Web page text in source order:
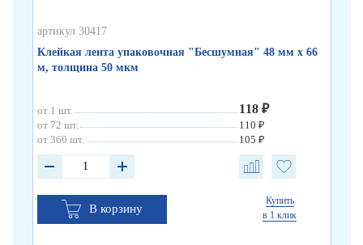
артикул 30417
Клейкая лента упаковочная "Бесшумная" 48 мм х 66
м, толщина 50 мкм
от 1 шт. 118 ₽
от 72 шт.
110 ₽
от 360 шт.
105 ₽
В корзину
Купить
в 1 клик